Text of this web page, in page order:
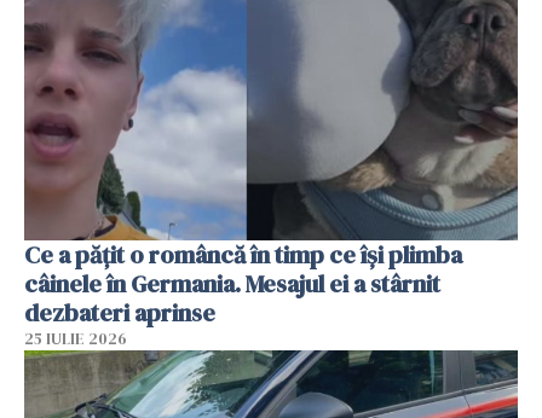
Ce a pățit o româncă în timp ce își plimba
câinele în Germania. Mesajul ei a stârnit
dezbateri aprinse
25 IULIE 2026